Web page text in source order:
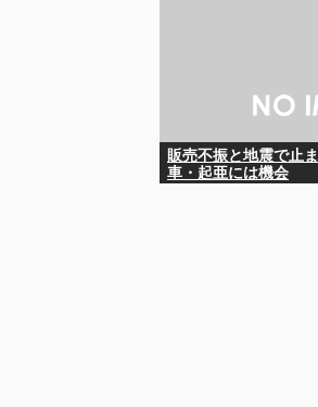
販売不振と地震で止
車・起亜には機会